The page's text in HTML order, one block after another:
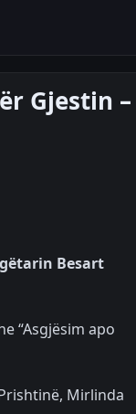
Gjestin –
Besart
“Asgjësim apo
Mirlinda